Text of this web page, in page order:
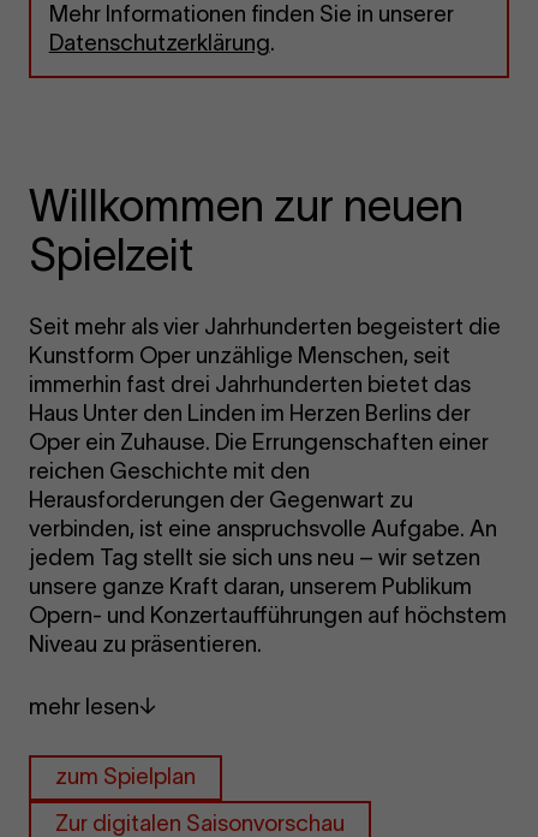
Mehr Informationen finden Sie in unserer
Datenschutzerklärung.
Willkommen zur neuen
Spielzeit
Seit mehr als vier Jahrhunderten begeistert die
Kunstform Oper unzählige Menschen, seit
immerhin fast drei Jahrhunderten bietet das
Haus Unter den Linden im Herzen Berlins der
Oper ein Zuhause. Die Errungenschaften einer
reichen Geschichte mit den
Herausforderungen der Gegenwart zu
verbinden, ist eine anspruchsvolle Aufgabe. An
jedem Tag stellt sie sich uns neu – wir setzen
unsere ganze Kraft daran, unserem Publikum
Opern- und Konzertaufführungen auf höchstem
Niveau zu präsentieren.
mehr lesen
zum Spielplan
Zur digitalen Saisonvorschau